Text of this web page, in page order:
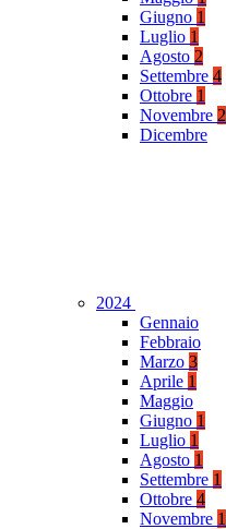
Giugno 1
Luglio 1
Agosto 2
Settembre 4
Ottobre 1
Novembre 2
Dicembre
2024
Gennaio
Febbraio
Marzo 3
Aprile 1
Maggio
Giugno 1
Luglio 1
Agosto 1
Settembre 1
Ottobre 4
Novembre 1